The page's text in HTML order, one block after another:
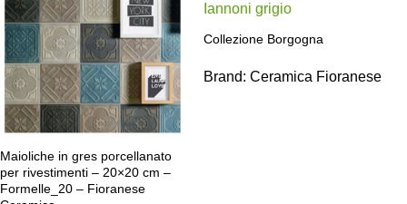
Maioliche in gres porcellanato
per rivestimenti – 20×20 cm –
Formelle_20 – Fioranese
Collezione Borgogna
Brand: Ceramica Fioranese